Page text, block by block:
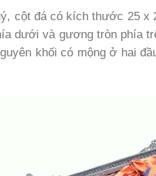
cột đá có kích thước 25 x
dưới và gương tròn phía
khối có mộng ở hai